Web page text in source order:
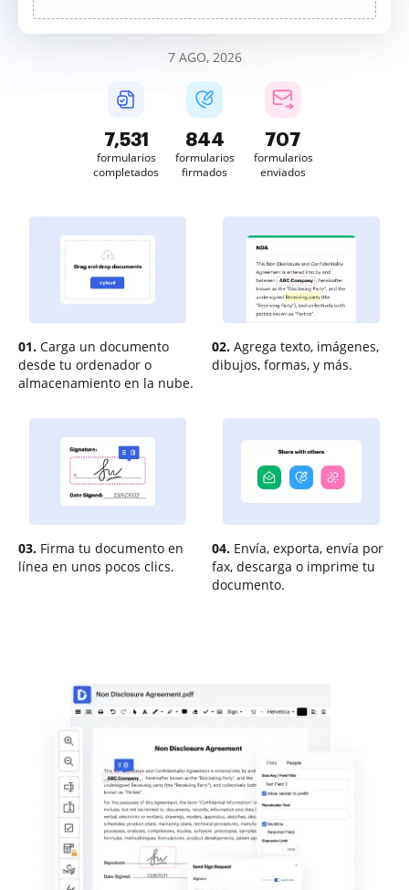
7 AGO, 2026
7,532
formularios
completados
844
formularios
firmados
707
formularios
enviados
01. Carga un documento
desde tu ordenador o
almacenamiento en la nube.
02. Agrega texto, imágenes,
dibujos, formas, y más.
03. Firma tu documento en
línea en unos pocos clics.
04. Envía, exporta, envía por
fax, descarga o imprime tu
documento.